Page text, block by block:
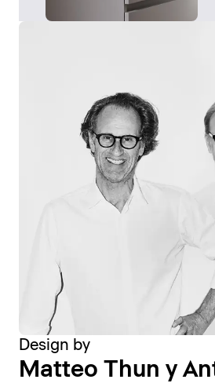
Design by
Matteo Thun y